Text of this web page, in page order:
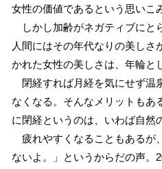
女性の価値であるという思いこ
しかし加齢がネガティブにと
人間にはその年代なりの美しさ
かれた女性の美しさは、年輪と
閉経すれば月経を気にせず温
なくなる。そんなメリットもあ
に閉経というのは、いわば自然
疲れやすくなることもあるが
ないよ。」というからだの声。